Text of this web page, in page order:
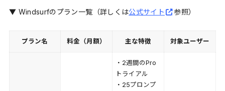
▼ Windsurfのプラン一覧（詳しくは公式サイト 参照）
プラン名 料金（月額） 主な特徴 対象ユーザー
・2週間のPro
トライアル
・25プロンプ